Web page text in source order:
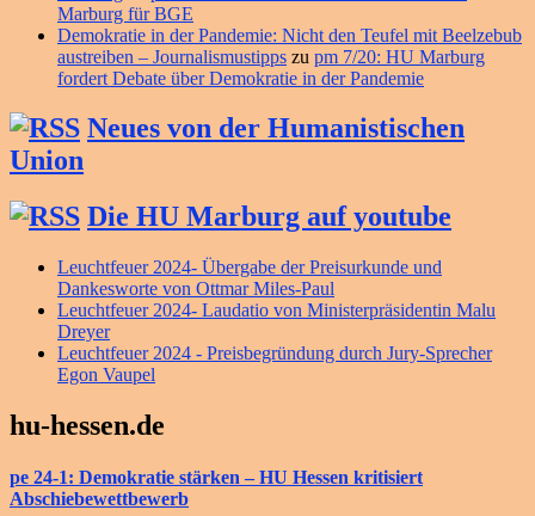
Marburg für BGE
Demokratie in der Pandemie: Nicht den Teufel mit Beelzebub
austreiben – Journalismustipps zu pm 7/20: HU Marburg
fordert Debate über Demokratie in der Pandemie
Neues von der Humanistischen
Union
Die HU Marburg auf youtube
Leuchtfeuer 2024- Übergabe der Preisurkunde und
Dankesworte von Ottmar Miles-Paul
Leuchtfeuer 2024- Laudatio von Ministerpräsidentin Malu
Dreyer
Leuchtfeuer 2024 - Preisbegründung durch Jury-Sprecher
Egon Vaupel
hu-hessen.de
pe 24-1: Demokratie stärken – HU Hessen kritisiert
Abschiebewettbewerb